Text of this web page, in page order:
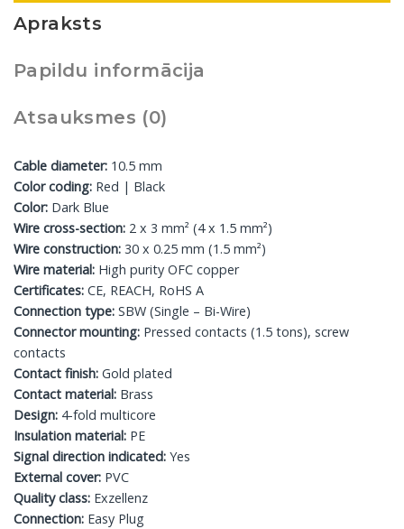
Apraksts
Papildu informācija
Atsauksmes (0)
Cable diameter: 10.5 mm
Color coding: Red | Black
Color: Dark Blue
Wire cross-section: 2 x 3 mm² (4 x 1.5 mm²)
Wire construction: 30 x 0.25 mm (1.5 mm²)
Wire material: High purity OFC copper
Certificates: CE, REACH, RoHS A
Connection type: SBW (Single – Bi-Wire)
Connector mounting: Pressed contacts (1.5 tons), screw
contacts
Contact finish: Gold plated
Contact material: Brass
Design: 4-fold multicore
Insulation material: PE
Signal direction indicated: Yes
External cover: PVC
Quality class: Exzellenz
Connection: Easy Plug